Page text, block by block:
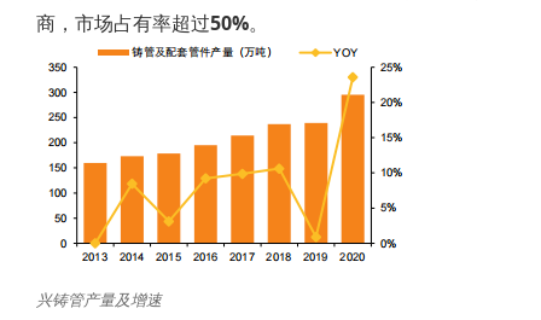
商，市场占有率超过50%。
兴铸管产量及增速